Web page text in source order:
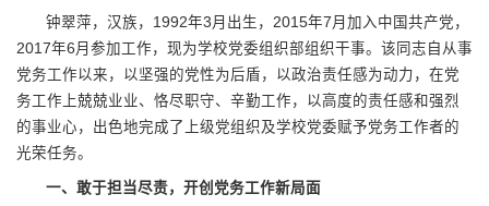
钟翠萍，汉族，1992年3月出生，2015年7月加入中国共产党，
2017年6月参加工作，现为学校党委组织部组织干事。该同志自从事
党务工作以来，以坚强的党性为后盾，以政治责任感为动力，在党
务工作上兢兢业业、恪尽职守、辛勤工作，以高度的责任感和强烈
的事业心，出色地完成了上级党组织及学校党委赋予党务工作者的
光荣任务。
一、敢于担当尽责，开创党务工作新局面